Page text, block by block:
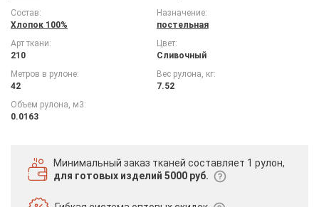
Состав:
Хлопок 100%
Назначение:
постельная
Арт ткани:
210
Цвет:
Сливочный
Метров в рулоне:
42
Вес рулона, кг:
7.52
Объем рулона, м3:
0.0163
Минимальный заказ тканей составляет 1 рулон,
для готовых изделий 5000 руб.